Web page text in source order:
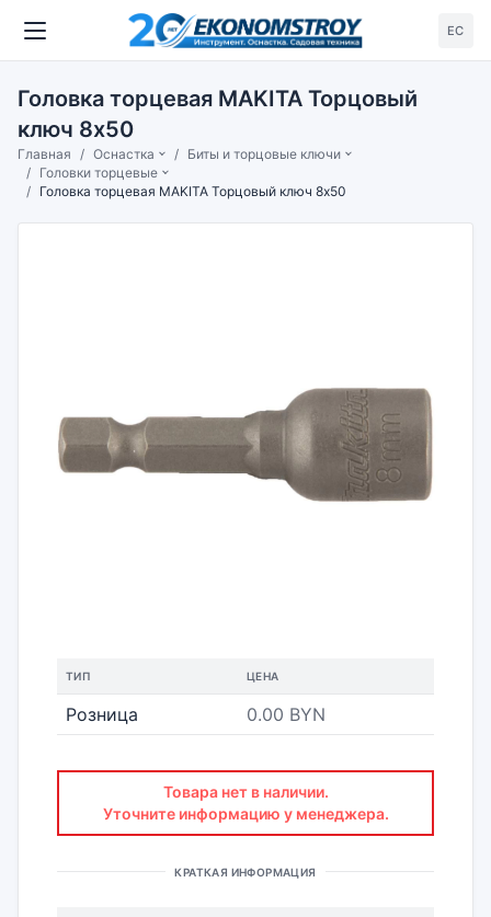
ЕС
Головка торцевая MAKITA Торцовый
ключ 8x50
Главная Оснастка
Биты и торцовые ключи
Головки торцевые
Головка торцевая MAKITA Торцовый ключ 8x50
ТИП ЦЕНА
Розница 0.00 BYN
Товара нет в наличии.
Уточните информацию у менеджера.
КРАТКАЯ ИНФОРМАЦИЯ